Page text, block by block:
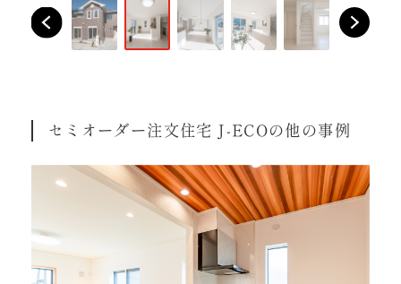
セミオーダー注文住宅 J-ECOの他の事例